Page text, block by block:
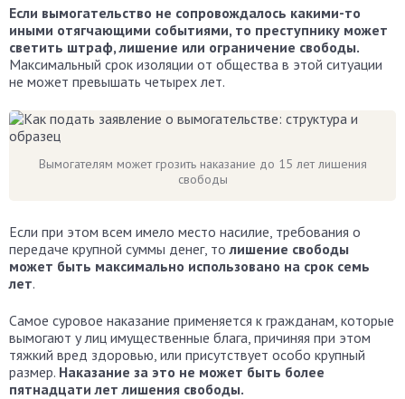
Если вымогательство не сопровождалось какими-то
иными отягчающими событиями, то преступнику может
светить штраф, лишение или ограничение свободы.
Максимальный срок изоляции от общества в этой ситуации
не может превышать четырех лет.
Вымогателям может грозить наказание до 15 лет лишения
свободы
Если при этом всем имело место насилие, требования о
передаче крупной суммы денег, толишение свободы
может быть максимально использовано на срок семь
лет.
Самое суровое наказание применяется к гражданам, которые
вымогают у лиц имущественные блага, причиняя при этом
тяжкий вред здоровью, или присутствует особо крупный
размер. Наказание за это не может быть более
пятнадцати лет лишения свободы.